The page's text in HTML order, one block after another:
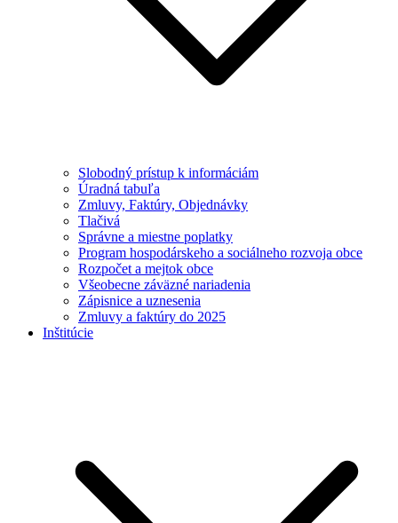
Slobodný prístup k informáciám
Úradná tabuľa
Zmluvy, Faktúry, Objednávky
Tlačivá
Správne a miestne poplatky
Program hospodárskeho a sociálneho rozvoja obce
Rozpočet a mejtok obce
Všeobecne záväzné nariadenia
Zápisnice a uznesenia
Zmluvy a faktúry do 2025
Inštitúcie